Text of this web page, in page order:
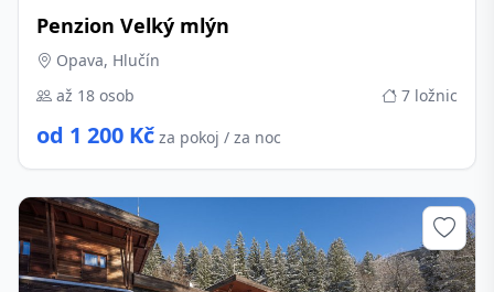
Penzion Velký mlýn
Opava, Hlučín
až 18 osob
7 ložnic
od 1 200 Kč za pokoj / za noc